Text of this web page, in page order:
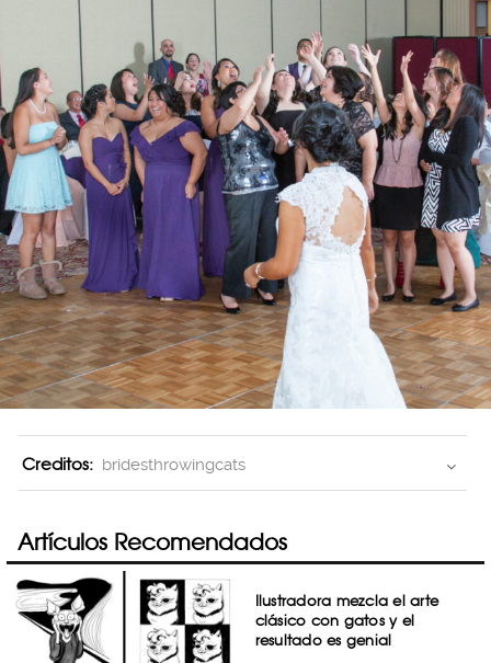
Creditos: bridesthrowingcats
Artículos Recomendados
Ilustradora mezcla el arte
clásico con gatos y el
resultado es genial